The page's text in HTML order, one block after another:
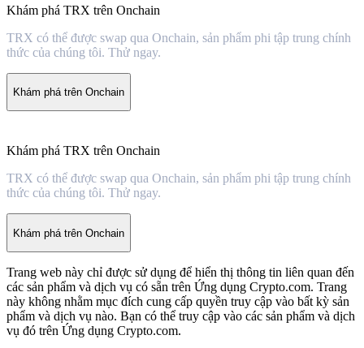
Khám phá TRX trên Onchain
TRX có thể được swap qua Onchain, sản phẩm phi tập trung chính
thức của chúng tôi. Thử ngay.
Khám phá trên Onchain
Khám phá TRX trên Onchain
TRX có thể được swap qua Onchain, sản phẩm phi tập trung chính
thức của chúng tôi. Thử ngay.
Khám phá trên Onchain
Trang web này chỉ được sử dụng để hiển thị thông tin liên quan đến
các sản phẩm và dịch vụ có sẵn trên Ứng dụng Crypto.com. Trang
này không nhằm mục đích cung cấp quyền truy cập vào bất kỳ sản
phẩm và dịch vụ nào. Bạn có thể truy cập vào các sản phẩm và dịch
vụ đó trên Ứng dụng Crypto.com.